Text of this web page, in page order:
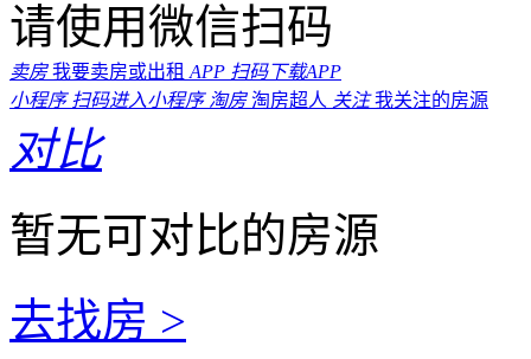
请使用微信扫码
卖房 我要卖房或出租 APP 扫码下载APP
小程序 扫码进入小程序 淘房 淘房超人 关注 我关注的房源
对比
暂无可对比的房源
去找房 >